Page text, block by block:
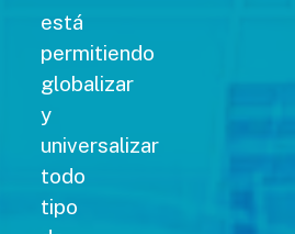
está
permitiendo
globalizar
y
universalizar
todo
tipo